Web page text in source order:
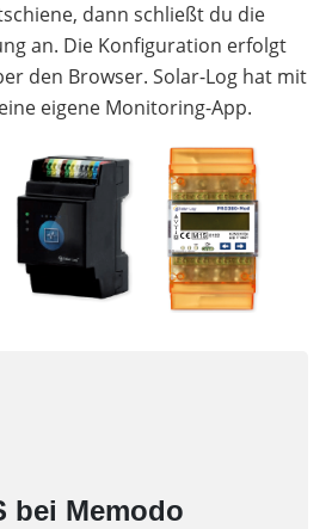
dann schließt du die
an. Die Konfiguration erfolgt
den Browser. Solar-Log hat mit
eigene Monitoring-App.
bei Memodo